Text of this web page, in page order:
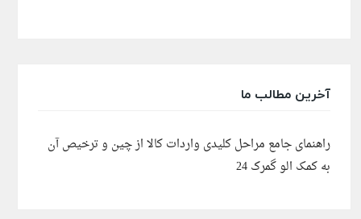
آخرین مطالب ما
راهنمای جامع مراحل کلیدی واردات کالا از چین و ترخیص آن
به کمک الو گمرک 24